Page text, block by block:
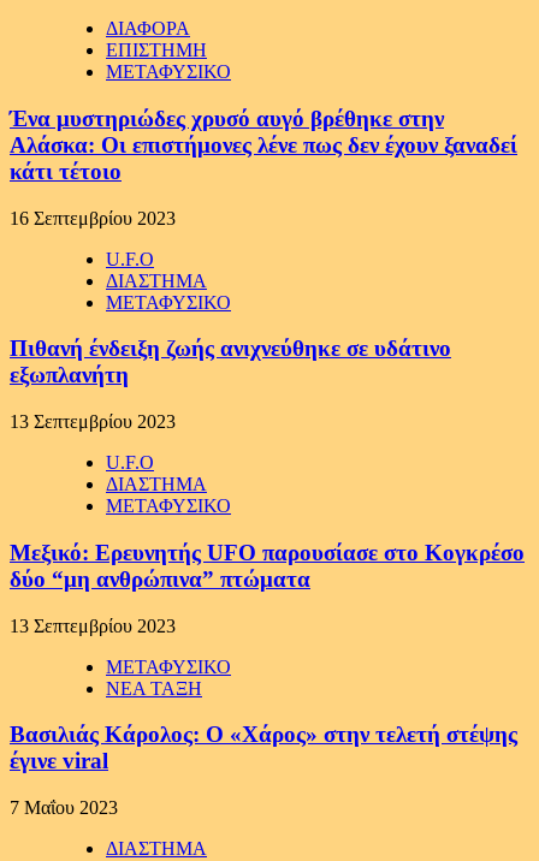
ΔΙΑΦΟΡΑ
ΕΠΙΣΤΗΜΗ
ΜΕΤΑΦΥΣΙΚΟ
Ένα μυστηριώδες χρυσό αυγό βρέθηκε στην
Αλάσκα: Οι επιστήμονες λένε πως δεν έχουν ξαναδεί
κάτι τέτοιο
16 Σεπτεμβρίου 2023
U.F.O
ΔΙΑΣΤΗΜΑ
ΜΕΤΑΦΥΣΙΚΟ
Πιθανή ένδειξη ζωής ανιχνεύθηκε σε υδάτινο
εξωπλανήτη
13 Σεπτεμβρίου 2023
U.F.O
ΔΙΑΣΤΗΜΑ
ΜΕΤΑΦΥΣΙΚΟ
Μεξικό: Ερευνητής UFO παρουσίασε στο Κογκρέσο
δύο “μη ανθρώπινα” πτώματα
13 Σεπτεμβρίου 2023
ΜΕΤΑΦΥΣΙΚΟ
ΝΕΑ ΤΑΞΗ
Βασιλιάς Κάρολος: Ο «Χάρος» στην τελετή στέψης
έγινε viral
7 Μαΐου 2023
ΔΙΑΣΤΗΜΑ